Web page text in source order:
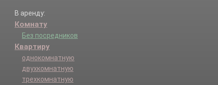
В аренду:
Комнату
Без посредников
Квартиру
однокомнатную
двухкомнатную
трехкомнатную